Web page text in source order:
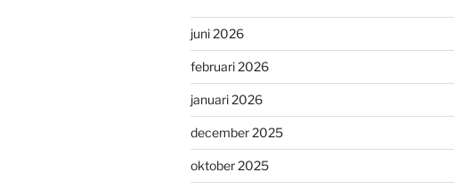
juni 2026
februari 2026
januari 2026
december 2025
oktober 2025